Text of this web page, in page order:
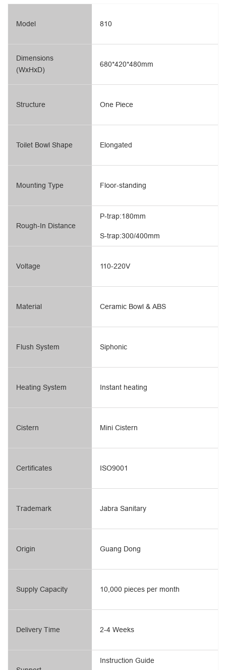
Model
Dimensions
(WxHxD)
Structure
Toilet Bowl Shape
Mounting Type
Rough-In Distance
Voltage
Material
Flush System
810
680*420*480mm
One Piece
Elongated
Floor-standing
S-trap:300/400mm
P-trap:180mm
110-220V
Ceramic Bowl & ABS
Siphonic
Heating System
Cistern
Certificates
Trademark
Origin
Supply Capacity
Delivery Time
Instant heating
Mini Cistern
ISO9001
Jabra Sanitary
Guang Dong
10,000 pieces per month
2-4 Weeks
Instruction Guide